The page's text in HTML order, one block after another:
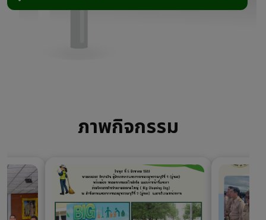
ภาพกิจกรรม